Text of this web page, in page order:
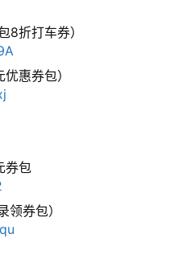
折打车券）
惠券包）
券包
券包）